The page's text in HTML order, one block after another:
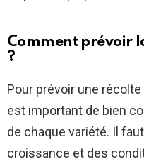
Comment prévoir
?
Pour prévoir une
est important de bien
de chaque variété. Il
croissance et des